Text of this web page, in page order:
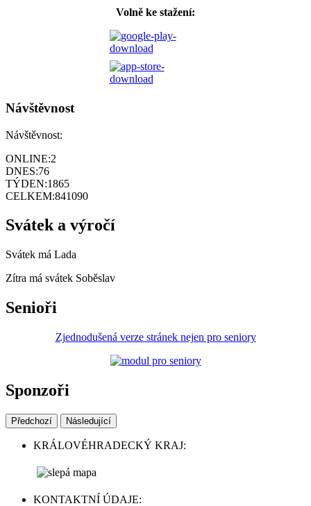
Volně ke stažení:
Návštěvnost
Návštěvnost:
ONLINE:2
DNES:76
TÝDEN:1865
CELKEM:841090
Svátek a výročí
Svátek má Lada
Zítra má svátek Soběslav
Senioři
Zjednodušená verze stránek nejen pro seniory
Sponzoři
Předchozí Následující
KRÁLOVÉHRADECKÝ KRAJ:
KONTAKTNÍ ÚDAJE: